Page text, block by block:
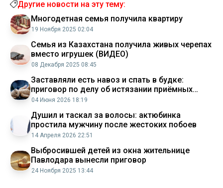
Другие новости на эту тему:
Многодетная семья получила квартиру
19 Ноября 2025 02:04
Семья из Казахстана получила живых черепах
вместо игрушек (ВИДЕО)
08 Декабря 2025 08:45
Заставляли есть навоз и спать в будке:
приговор по делу об истязании приёмных
детей вынесли в Карагандинской области
04 Июня 2026 18:19
Душил и таскал за волосы: актюбинка
простила мужчину после жестоких побоев
14 Апреля 2026 22:51
Выбросившей детей из окна жительнице
Павлодара вынесли приговор
24 Ноября 2025 13:44